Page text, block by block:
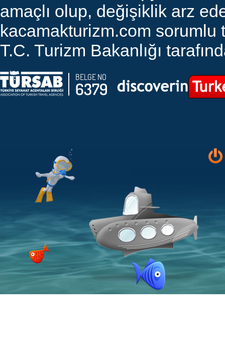
amaçlı olup, değişiklik arz
kacamakturizm.com sorumlu
T.C. Turizm Bakanlığı